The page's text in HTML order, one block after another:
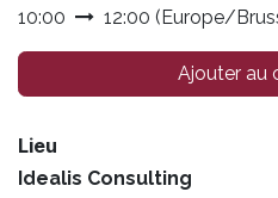
10:00 12:00 (Europe/
Ajouter au
Lieu
Idealis Consulting